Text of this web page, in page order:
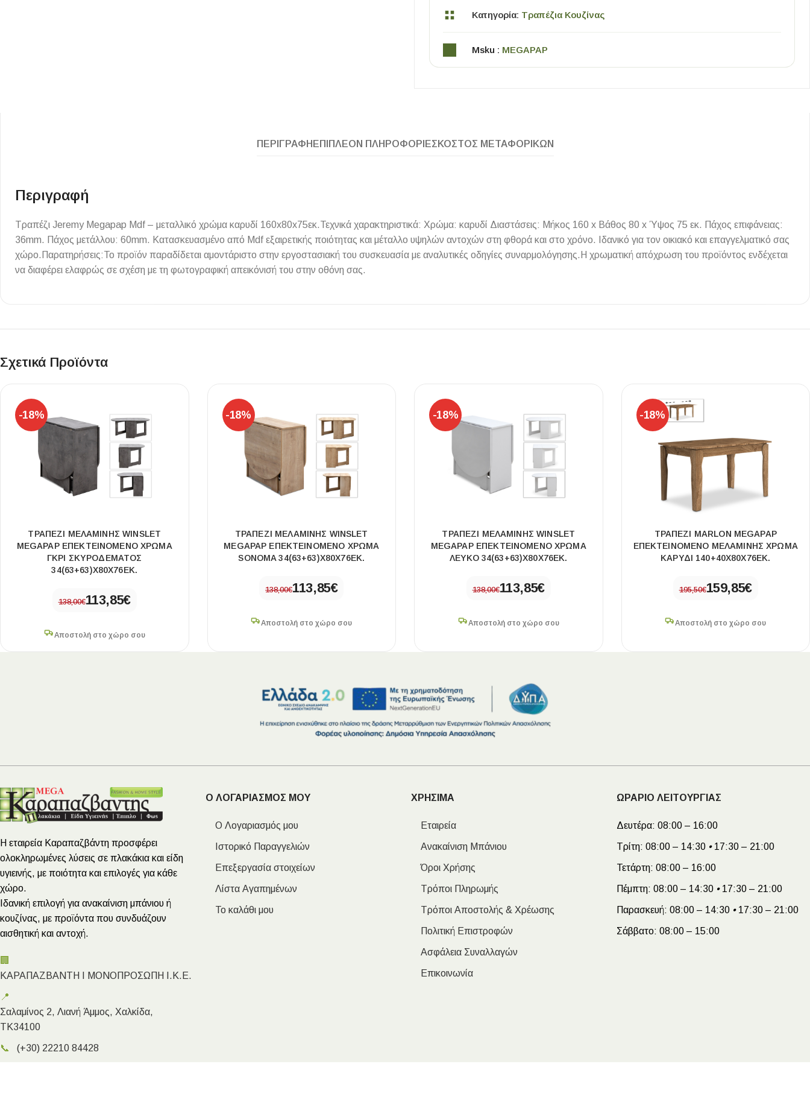
Εσωτερικού Χώρου
Εξωτερικού Χώρου
Ντεκόρ - Μπάνιου
Τοίχου - Δαπέδου Μπάνιου
Τσιμέντο
Μάρμαρο
Μοντέρνο μαύρο ματ, μαρμάρινο εφέ, ρεκτιφιέ πλακίδιο πορσελάνης
ΔΕΣ ΤΟ
Κατηγορία: Τραπέζια Κουζίνας
Msku : MEGAPAP
ΠΕΡΙΓΡΑΦΉ ΕΠΙΠΛΈΟΝ ΠΛΗΡΟΦΟΡΊΕΣ ΚΌΣΤΟΣ ΜΕΤΑΦΟΡΙΚΏΝ
Περιγραφή
Τραπέζι Jeremy Megapap Mdf – μεταλλικό χρώμα καρυδί 160x80x75εκ.Τεχνικά χαρακτηριστικά: Χρώμα: καρυδί Διαστάσεις: Μήκος 160 x Βάθος 80 x Ύψος 75 εκ. Πάχος επιφάνειας:
36mm. Πάχος μετάλλου: 60mm. Κατασκευασμένο από Mdf εξαιρετικής ποιότητας και μέταλλο υψηλών αντοχών στη φθορά και στο χρόνο. Ιδανικό για τον οικιακό και επαγγελματικό σας
χώρο.Παρατηρήσεις:Το προϊόν παραδίδεται αμοντάριστο στην εργοστασιακή του συσκευασία με αναλυτικές οδηγίες συναρμολόγησης.Η χρωματική απόχρωση του προϊόντος ενδέχεται
να διαφέρει ελαφρώς σε σχέση με τη φωτογραφική απεικόνισή του στην οθόνη σας.
Σχετικά Προϊόντα
-18%
ΤΡΑΠΈΖΙ ΜΕΛΑΜΊΝΗΣ WINSLET
MEGAPAP ΕΠΕΚΤΕΙΝΌΜΕΝΟ ΧΡΏΜΑ
ΓΚΡΙ ΣΚΥΡΟΔΈΜΑΤΟΣ
34(63+63)X80X76ΕΚ.
138,00€113,85€
Αποστολή στο χώρο σου
-18%
ΤΡΑΠΈΖΙ ΜΕΛΑΜΊΝΗΣ WINSLET
MEGAPAP ΕΠΕΚΤΕΙΝΌΜΕΝΟ ΧΡΏΜΑ
SONOMA 34(63+63)X80X76ΕΚ.
138,00€113,85€
Αποστολή στο χώρο σου
-18%
ΤΡΑΠΈΖΙ ΜΕΛΑΜΊΝΗΣ WINSLET
MEGAPAP ΕΠΕΚΤΕΙΝΌΜΕΝΟ ΧΡΏΜΑ
ΛΕΥΚΌ 34(63+63)X80X76ΕΚ.
138,00€113,85€
Αποστολή στο χώρο σου
-18%
ΤΡΑΠΈΖΙ MARLON MEGAPAP
ΕΠΕΚΤΕΙΝΌΜΕΝΟ ΜΕΛΑΜΊΝΗΣ ΧΡΏΜΑ
ΚΑΡΥΔΊ 140+40X80X76ΕΚ.
195,50€159,85€
Αποστολή στο χώρο σου
Η εταιρεία Καραπαζβάντη προσφέρει
ολοκληρωμένες λύσεις σε πλακάκια και είδη
υγιεινής, με ποιότητα και επιλογές για κάθε
χώρο.
Ιδανική επιλογή για ανακαίνιση μπάνιου ή
κουζίνας, με προϊόντα που συνδυάζουν
αισθητική και αντοχή.
🏢
ΚΑΡΑΠΑΖΒΑΝΤΗ Ι ΜΟΝΟΠΡΟΣΩΠΗ Ι.Κ.Ε.
📍
Σαλαμίνος 2, Λιανή Άμμος, Χαλκίδα,
ΤΚ34100
📞 (+30) 22210 84428
Ο ΛΟΓΑΡΙΑΣΜΟΣ ΜΟΥ
Ο Λογαριασμός μου
Ιστορικό Παραγγελιών
Επεξεργασία στοιχείων
Λίστα Αγαπημένων
Το καλάθι μου
ΧΡΗΣΙΜΑ
Εταιρεία
Ανακαίνιση Μπάνιου
Όροι Χρήσης
Τρόποι Πληρωμής
Τρόποι Αποστολής & Χρέωσης
Πολιτική Επιστροφών
Ασφάλεια Συναλλαγών
Επικοινωνία
ΩΡΑΡΙΟ ΛΕΙΤΟΥΡΓΙΑΣ
Δευτέρα: 08:00 – 16:00
Τρίτη: 08:00 – 14:30 •17:30 – 21:00
Τετάρτη: 08:00 – 16:00
Πέμπτη: 08:00 – 14:30 •17:30 – 21:00
Παρασκευή: 08:00 – 14:30 •17:30 – 21:00
Σάββατο: 08:00 – 15:00